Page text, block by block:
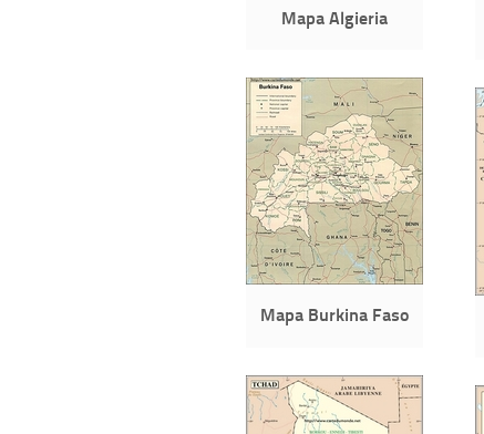
Mapa Algieria
Mapa Burkina Faso